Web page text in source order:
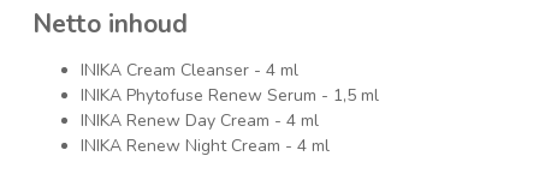
Netto inhoud
INIKA Cream Cleanser - 4 ml
INIKA Phytofuse Renew Serum - 1,5 ml
INIKA Renew Day Cream - 4 ml
INIKA Renew Night Cream - 4 ml